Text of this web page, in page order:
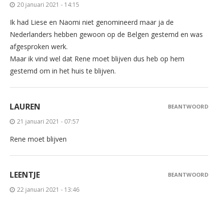
20 januari 2021 - 14:15
Ik had Liese en Naomi niet genomineerd maar ja de
Nederlanders hebben gewoon op de Belgen gestemd en was
afgesproken werk.
Maar ik vind wel dat Rene moet blijven dus heb op hem
gestemd om in het huis te blijven.
LAUREN
21 januari 2021 - 07:57
Rene moet blijven
BEANTWOORD
LEENTJE
22 januari 2021 - 13:46
BEANTWOORD